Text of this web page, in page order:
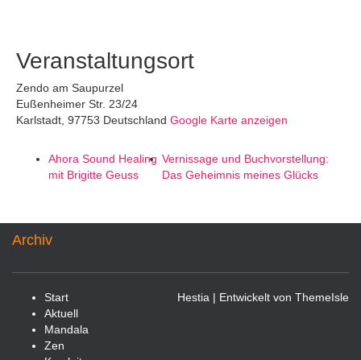
Veranstaltungsort
Zendo am Saupurzel
Eußenheimer Str. 23/24
Karlstadt 97753 Deutschland Google Karte anzeigen
Ahora Sound Healing
mit Brigitte Geuss
Vernissage und Buchvorstellung:
Das Geheimnis meines Glücks
Archiv
Start
Aktuell
Mandala
Zen
Hestia | Entwickelt von ThemeIsle